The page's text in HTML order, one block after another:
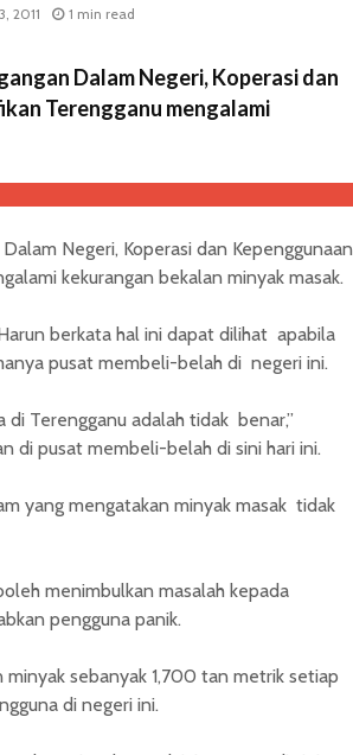
2011 1 min read
Dalam Negeri, Koperasi dan
Terengganu mengalami
Negeri, Koperasi dan Kepenggunaan
kekurangan bekalan minyak masak.
berkata hal ini dapat dilihat apabila
pusat membeli-belah di negeri ini.
di Terengganu adalah tidak benar,”
di pusat membeli-belah di sini hari ini.
yang mengatakan minyak masak tidak
menimbulkan masalah kepada
pengguna panik.
sebanyak 1,700 tan metrik setiap
di negeri ini.